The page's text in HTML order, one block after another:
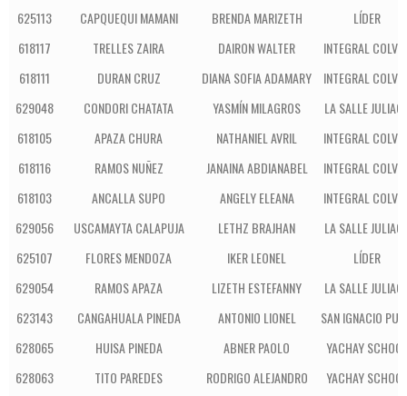
625113
CAPQUEQUI MAMANI BRENDA MARIZETH
LÍDER
618117
TRELLES ZAIRA DAIRON WALTER
INTEGRAL
618111
DURAN CRUZ DIANA SOFIA ADAMARY
INTEGRAL
629048
CONDORI CHATATA YASMÍN MILAGROS
LA SALLE
618105
APAZA CHURA NATHANIEL AVRIL
INTEGRAL
618116
RAMOS NUÑEZ JANAINA ABDIANABEL
INTEGRAL
618103
ANCALLA SUPO ANGELY ELEANA
INTEGRAL
629056
USCAMAYTA CALAPUJA LETHZ BRAJHAN
LA SALLE
625107
FLORES MENDOZA IKER LEONEL
LÍDER
629054
RAMOS APAZA LIZETH ESTEFANNY
LA SALLE
623143
CANGAHUALA PINEDA ANTONIO LIONEL
SAN IGNACIO
628065
HUISA PINEDA ABNER PAOLO
YACHAY SCHOOL
628063
TITO PAREDES RODRIGO ALEJANDRO
YACHAY SCHOOL